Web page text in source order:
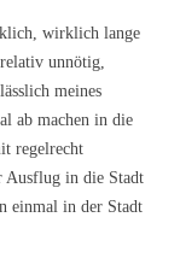
wirklich lange
unnötig,
meines
ab machen in die
regelrecht
Ausflug in die Stadt
einmal in der Stadt